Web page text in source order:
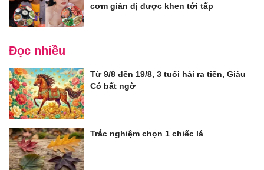
cơm giản dị được khen tới tấp
Đọc nhiều
Từ 9/8 đến 19/8, 3 tuổi hái ra tiền, Giàu
Có bất ngờ
Trắc nghiệm chọn 1 chiếc lá